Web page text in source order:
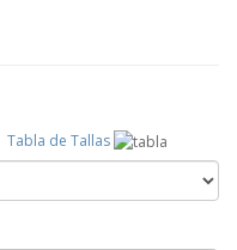
Tabla de Tallas